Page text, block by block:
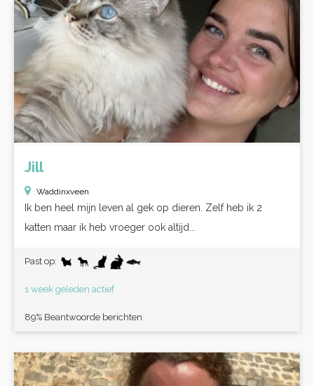
Jill
Waddinxveen
Ik ben heel mijn leven al gek op dieren. Zelf heb ik 2
katten maar ik heb vroeger ook altijd...
Past op:
1 week geleden actief
89% Beantwoorde berichten